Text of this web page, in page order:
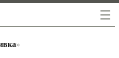
☰
»